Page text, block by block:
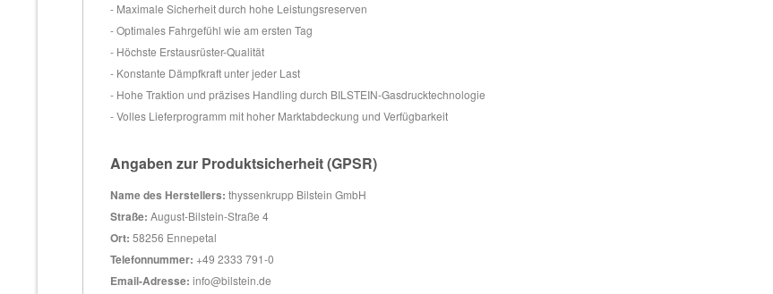
- Maximale Sicherheit durch hohe Leistungsreserven
- Optimales Fahrgefühl wie am ersten Tag
- Höchste Erstausrüster-Qualität
- Konstante Dämpfkraft unter jeder Last
- Hohe Traktion und präzises Handling durch BILSTEIN-Gasdrucktechnologie
- Volles Lieferprogramm mit hoher Marktabdeckung und Verfügbarkeit
Angaben zur Produktsicherheit (GPSR)
Name des Herstellers: thyssenkrupp Bilstein GmbH
Straße: August-Bilstein-Straße 4
Ort: 58256 Ennepetal
Telefonnummer: +49 2333 791-0
Email-Adresse: info@bilstein.de